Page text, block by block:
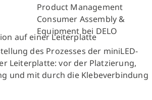
Product Management
Consumer Assembly &
Equipment bei DELO
des Prozesses der miniLED-
Leiterplatte: vor der Platzierung,
und mit durch die Klebeverbindung